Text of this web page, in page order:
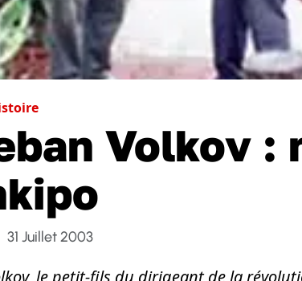
Volkov :
31 Juillet 2003
le petit-fils du dirigeant de la